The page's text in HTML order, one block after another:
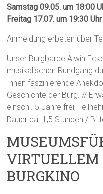
Samstag 09.05. um 18:00
Freitag 17.07. um 19:30 Uhr
Anmeldung erbeten über
Unser Burgbarde Alwin
musikalischen Rundgang
Ihnen faszinierende
Geschichte der Burg. //
einschl. 5 Jahre frei,
Dauer ca. 1,5 Stunden /
VIRTUELLEM
BURGKINO